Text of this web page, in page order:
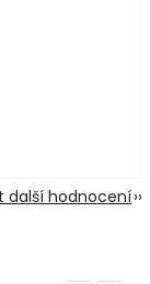
další hodnocení